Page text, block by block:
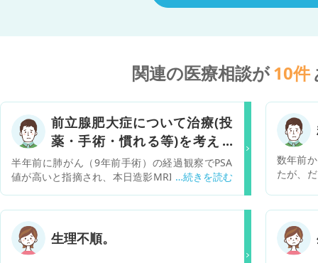
関連の医療相談が10件
前立腺肥大症について治療(投
薬・手術・慣れる等)を考えの
アドバイスを下さい。
半年前に肺がん（9年前手術）の経過観察でPSA
値が高いと指摘され、本日造影MRIを撮影しまし
ん専門の大病院のため、詳細は泌尿器科へ紹介状
を出すとの説明を受けました。 「前立腺肥大症」
という言葉は聞いたことはありましたが、深く考
数年前
たが、
体質的
た。こ
治療が
生理不順。